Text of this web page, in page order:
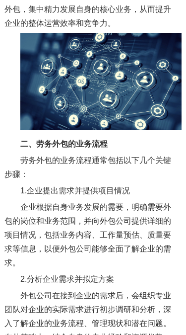
外包，集中精力发展自身的核心业务，从而提升
企业的整体运营效率和竞争力。
二、劳务外包的业务流程
劳务外包的业务流程通常包括以下几个关键
步骤：
1.企业提出需求并提供项目情况
企业根据自身业务发展的需要，明确需要外
包的岗位和业务范围，并向外包公司提供详细的
项目情况，包括业务内容、工作量预估、质量要
求等信息，以便外包公司能够全面了解企业的需
求。
2.分析企业需求并拟定方案
外包公司在接到企业的需求后，会组织专业
团队对企业的实际需求进行初步调研和分析，深
入了解企业的业务流程、管理现状和潜在问题。